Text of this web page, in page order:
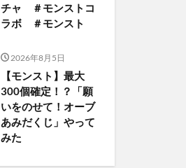
チャ ＃モンストコ
ラボ ＃モンスト
2026年8月5日
【モンスト】最大
300個確定！？「願
いをのせて！オーブ
あみだくじ」やって
みた